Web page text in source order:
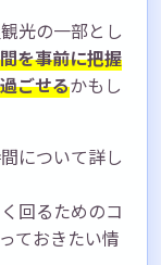
光の一部とし
を事前に把握
ごせるかもし
について詳し
回るためのコ
ておきたい情